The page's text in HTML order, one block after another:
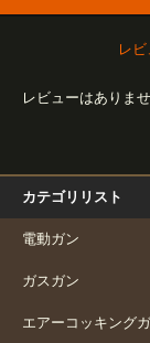
レ
レビューはありませ
カテゴリリスト
電動ガン
ガスガン
エアーコッキング